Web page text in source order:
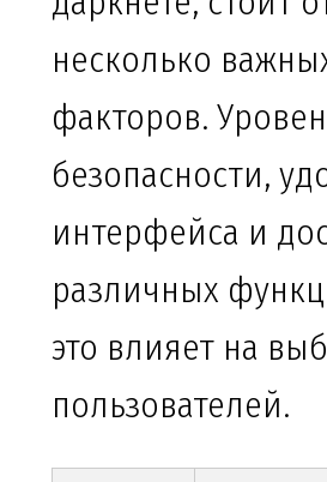
несколько
факторов.
безопасности,
интерфейса и
различных
это влияет на
пользователей.